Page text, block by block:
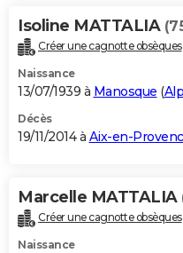
Isoline MATTALIA
Créer une cagnotte obsèques
Naissance
13/07/1939 à Manosque (
Décès
19/11/2014 à Aix-en-
Marcelle MATTALIA
Créer une cagnotte obsèques
Naissance